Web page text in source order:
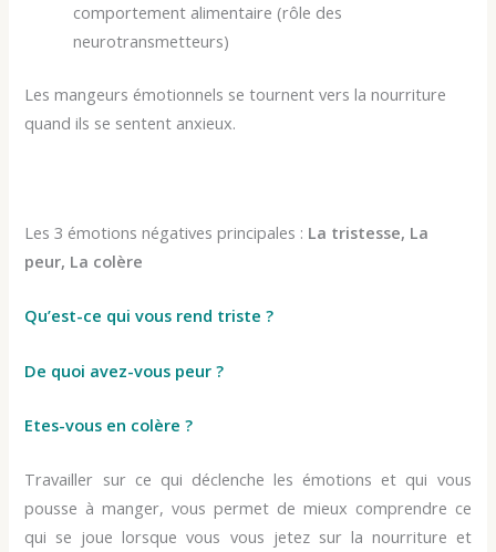
comportement alimentaire (rôle des
neurotransmetteurs)
Les mangeurs émotionnels se tournent vers la nourriture
quand ils se sentent anxieux.
Les 3 émotions négatives principales : La tristesse, La
peur, La colère
Qu’est-ce qui vous rend triste ?
De quoi avez-vous peur ?
Etes-vous en colère ?
Travailler sur ce qui déclenche les émotions et qui vous
pousse à manger, vous permet de mieux comprendre ce
qui se joue lorsque vous vous jetez sur la nourriture et